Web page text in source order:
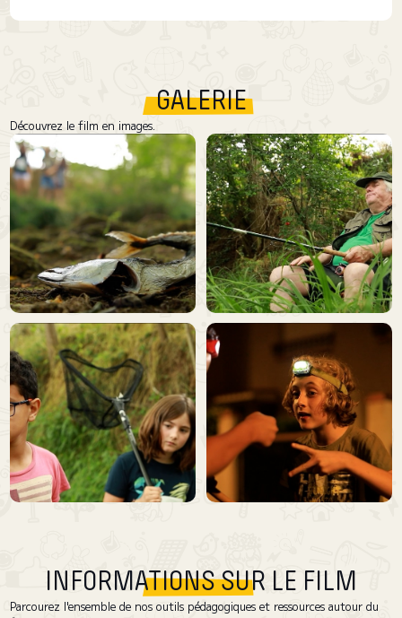
GALERIE
Découvrez le film en images.
INFORMATIONS SUR LE FILM
Parcourez l'ensemble de nos outils pédagogiques et ressources autour du